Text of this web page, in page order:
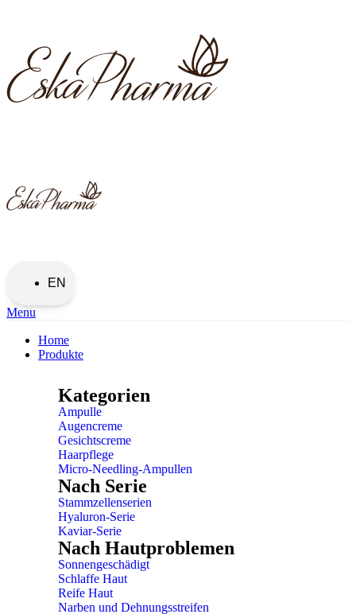
EN
Menu
Home
Produkte
Kategorien
Ampulle
Augencreme
Gesichtscreme
Haarpflege
Micro-Needling-Ampullen
Nach Serie
Stammzellenserien
Hyaluron-Serie
Kaviar-Serie
Nach Hautproblemen
Sonnengeschädigt
Schlaffe Haut
Reife Haut
Narben und Dehnungsstreifen